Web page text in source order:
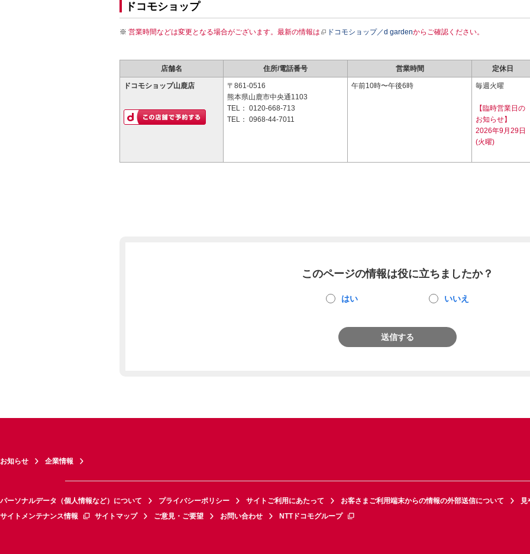
ドコモショップ
営業時間などは変更となる場合がございます。最新の情報は ドコモショップ／d gardenからご確認ください。
店舗名 住所/電話番号 営業時間 定休日
ドコモショップ山鹿店
〒861-0516
熊本県山鹿市中央通1103
TEL： 0120-668-713
TEL： 0968-44-7011
午前10時〜午後6時 毎週火曜
【臨時営業日の
お知らせ】
2026年9月29日
(火曜)
このページの情報は役に立ちましたか？
はい いいえ
送信する
お知らせ 企業情報
パーソナルデータ（個人情報など）について プライバシーポリシー サイトご利用にあたって お客さまご利用端末からの情報の外部送信について
見
サイトメンテナンス情報
サイトマップ ご意見・ご要望 お問い合わせ NTTドコモグループ